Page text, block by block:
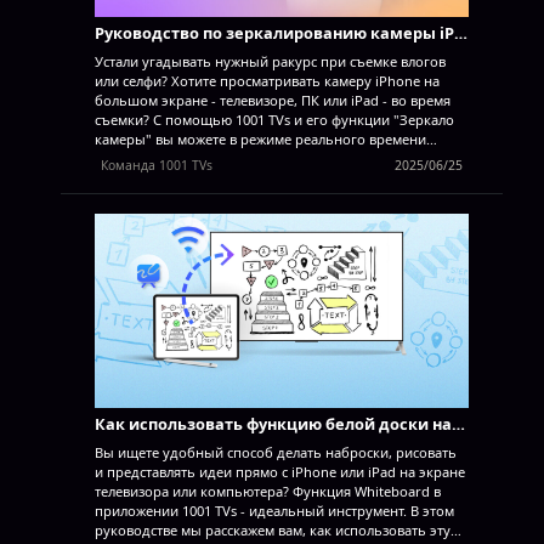
Руководство по зеркалированию камеры iPhone｜Используйте 1001 TVs для предварительного просмотра в режиме реального времени
Устали угадывать нужный ракурс при съемке влогов
или селфи? Хотите просматривать камеру iPhone на
большом экране - телевизоре, ПК или iPad - во время
съемки? С помощью 1001 TVs и его функции "Зеркало
камеры" вы можете в режиме реального времени
отображать камеру вашего iPhone на другом экране.
Видите себя во время записи, вносите мгновенные
коррективы и получайте идеальные кадры каждый
раз!
В настоящее время эта функция доступна только
на iPhone. Поддержка Android появится в ближайшее
время.
Загрузите приложение 1001 TVs
Что такое
зеркалирование камеры? Зеркальное отображение
камеры позволяет транслировать изображение с
камеры вашего iPhone на большой дисплей без
использования кабелей. Неважно, снимаете ли вы в
одиночку или работаете с кем-то еще, вы можете
просматривать кадры на телевизоре, ноутбуке или
Команда 1001 TVs 2025/06/25
Как использовать функцию белой доски на iOS и зеркально отображать ее на телевизоре или ПК
Вы ищете удобный способ делать наброски, рисовать
и представлять идеи прямо с iPhone или iPad на экране
телевизора или компьютера? Функция Whiteboard в
приложении 1001 TVs - идеальный инструмент. В этом
руководстве мы расскажем вам, как использовать эту